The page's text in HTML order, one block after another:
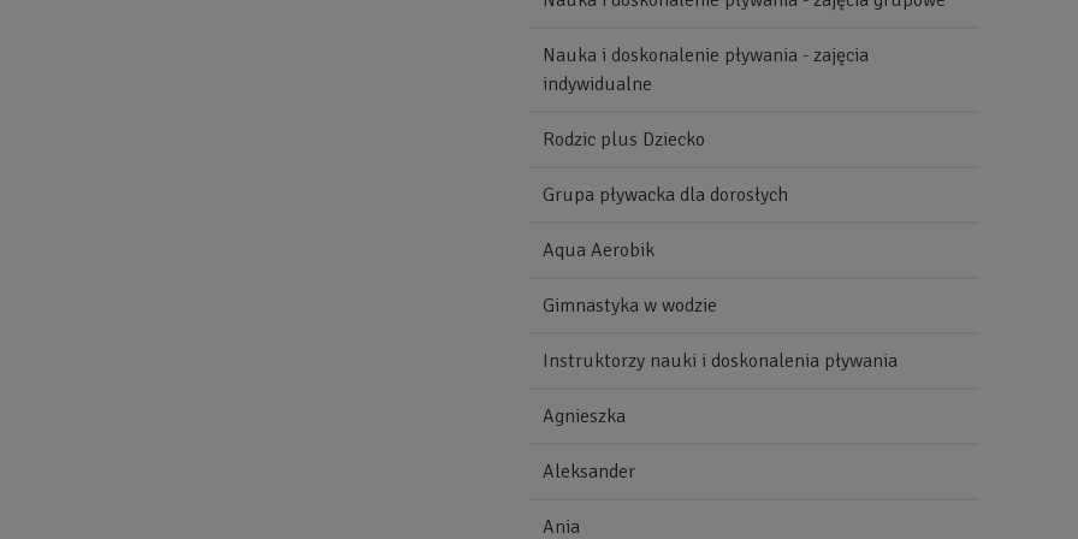
Nauka i doskonalenie pływania - zajęcia
indywidualne
Rodzic plus Dziecko
Grupa pływacka dla dorosłych
Aqua Aerobik
Gimnastyka w wodzie
Instruktorzy nauki i doskonalenia pływania
Agnieszka
Aleksander
Ania